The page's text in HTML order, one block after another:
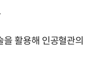
활용해 인공혈관의